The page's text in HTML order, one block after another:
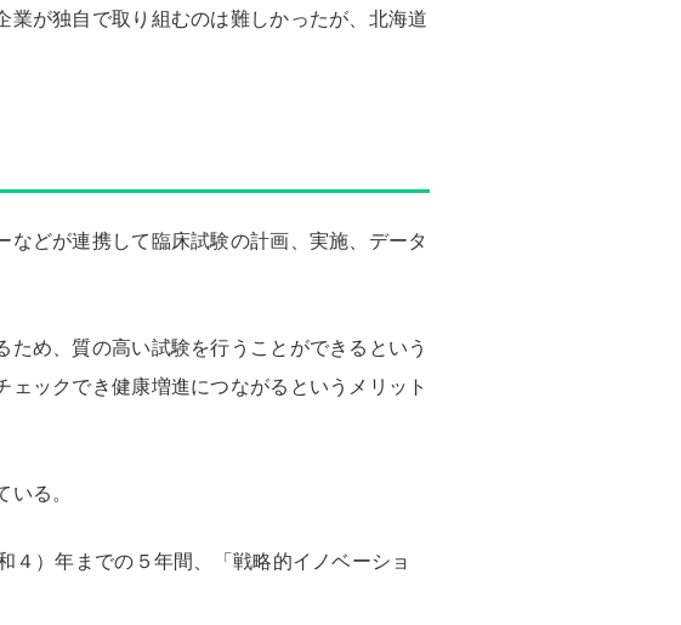
が独自で取り組むのは難しかったが、北海道
どが連携して臨床試験の計画、実施、データ
め、質の高い試験を行うことができるという
ックでき健康増進につながるというメリット
る。
４）年までの５年間、「戦略的イノベーショ